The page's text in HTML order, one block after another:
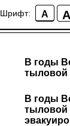
Шрифт: A A
В годы
тыловой
В годы
тыловой